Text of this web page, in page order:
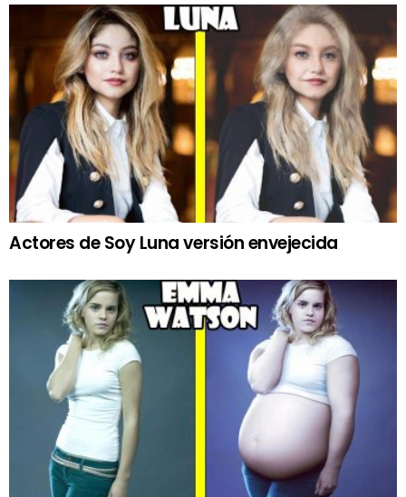
Actores de Soy Luna versión envejecida